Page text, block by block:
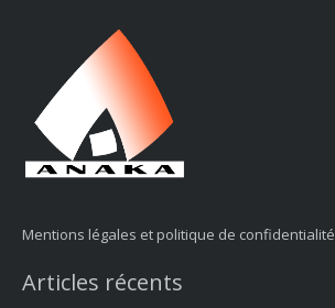
Mentions légales et politique de confidentialité
Articles récents